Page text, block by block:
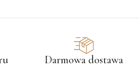
Darmowa dostawa